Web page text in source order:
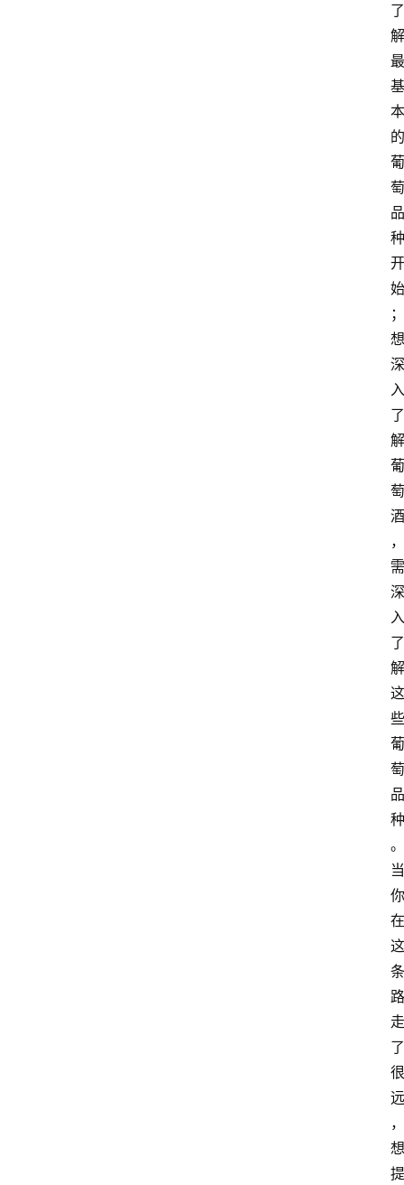
了
解
最
基
本
的
葡
萄
品
种
开
始
；
想
深
入
了
解
葡
萄
酒
，
需
深
入
了
解
这
些
葡
萄
品
种
。
当
你
在
这
条
路
走
了
很
远
，
想
提